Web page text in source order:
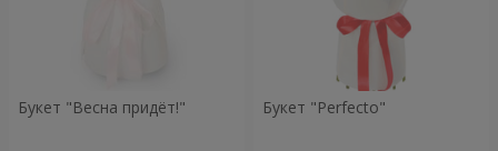
Букет "Весна придёт!" Букет "Perfecto"